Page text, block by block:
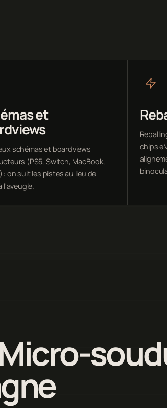
et
schémas et boardviews
(PS5, Switch, MacBook,
: on suit les pistes au lieu de
l'aveugle.
chips